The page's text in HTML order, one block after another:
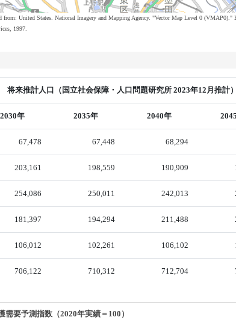
from: United States. National Imagery and Mapping Agency. "Vector Map Level 0 (VMAP0)."
1997.
将来推計人口（国立社会保障・人口問題研究所 2023年12月推計）
2030年 2035年 2040年
67,478 67,448 68,294
203,161 198,559 190,909
254,086 250,011 242,013
181,397 194,294 211,488
106,012 102,261 106,102
706,122 710,312 712,704
需要予測指数（2020年実績＝100）